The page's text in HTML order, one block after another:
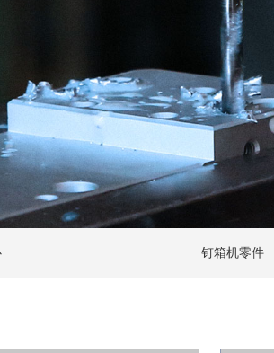
钉箱机零件